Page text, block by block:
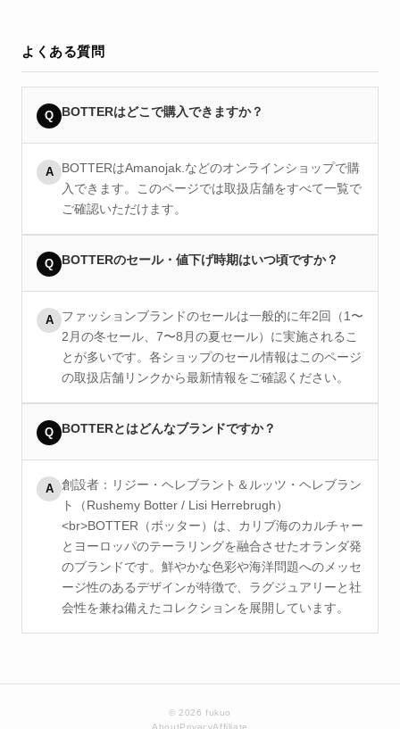
よくある質問
Q BOTTERはどこで購入できますか？
A
BOTTERはAmanojak.などのオンラインショップで購
入できます。このページでは取扱店舗をすべて一覧で
ご確認いただけます。
Q BOTTERのセール・値下げ時期はいつ頃ですか？
A
ファッションブランドのセールは一般的に年2回（1〜
2月の冬セール、7〜8月の夏セール）に実施されるこ
とが多いです。各ショップのセール情報はこのページ
の取扱店舗リンクから最新情報をご確認ください。
Q BOTTERとはどんなブランドですか？
A
創設者：リジー・ヘレブラント＆ルッツ・ヘレブラン
ト（Rushemy Botter / Lisi Herrebrugh）
<br>BOTTER（ボッター）は、カリブ海のカルチャー
とヨーロッパのテーラリングを融合させたオランダ発
のブランドです。鮮やかな色彩や海洋問題へのメッセ
ージ性のあるデザインが特徴で、ラグジュアリーと社
会性を兼ね備えたコレクションを展開しています。
© 2026 fukuo
AboutPrivacyAffiliate